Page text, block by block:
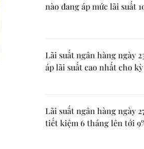
nào đang áp mức lãi suất
Lãi suất ngân hàng ngày
áp lãi suất cao nhất cho
Lãi suất ngân hàng ngày
tiết kiệm 6 tháng lên tới